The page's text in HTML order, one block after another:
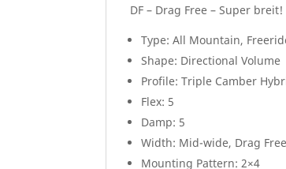
DF – Drag Free – Super breit!
Type: All Mountain,
Shape: Directional Volume
Profile: Triple Camber
Flex: 5
Damp: 5
Width: Mid-wide, Drag Free
Mounting Pattern: 2×4